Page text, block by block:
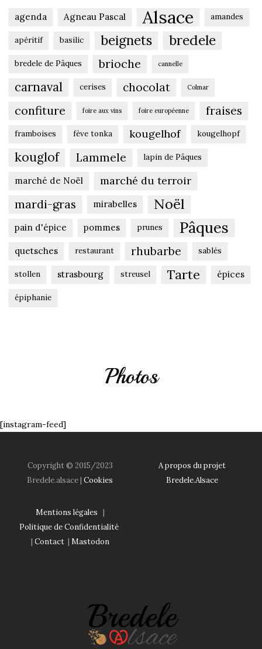
agenda Agneau Pascal Alsace amandes
apéritif basilic beignets bredele
bredele de Pâques brioche cannelle
carnaval cerises chocolat Colmar
confiture foire aux vins foire européenne fraises
framboises fève tonka kougelhof kougelhopf
kouglof Lammele lapin de Pâques
marché de Noël marché du terroir
mardi-gras mirabelles Noël
pain d'épice pommes prunes Pâques
quetsches restaurant rhubarbe sablés
stollen strasbourg streusel Tarte épices
épiphanie
Photos
[instagram-feed]
Copyright © 2015/2023
Bredele.alsace | Cookies
A propos du projet
Bredele.Alsace
Mentions légales |
Politique de Confidentialité
| Contact| Mastodon